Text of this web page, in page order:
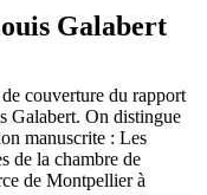
Galabert